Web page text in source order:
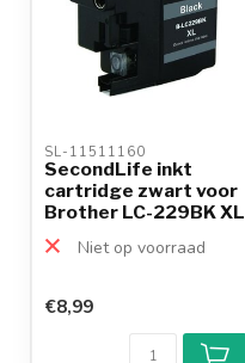
SL-11511160
SecondLife inkt
cartridge zwart voor
Brother LC-229BK XL
Niet op voorraad
€8,99